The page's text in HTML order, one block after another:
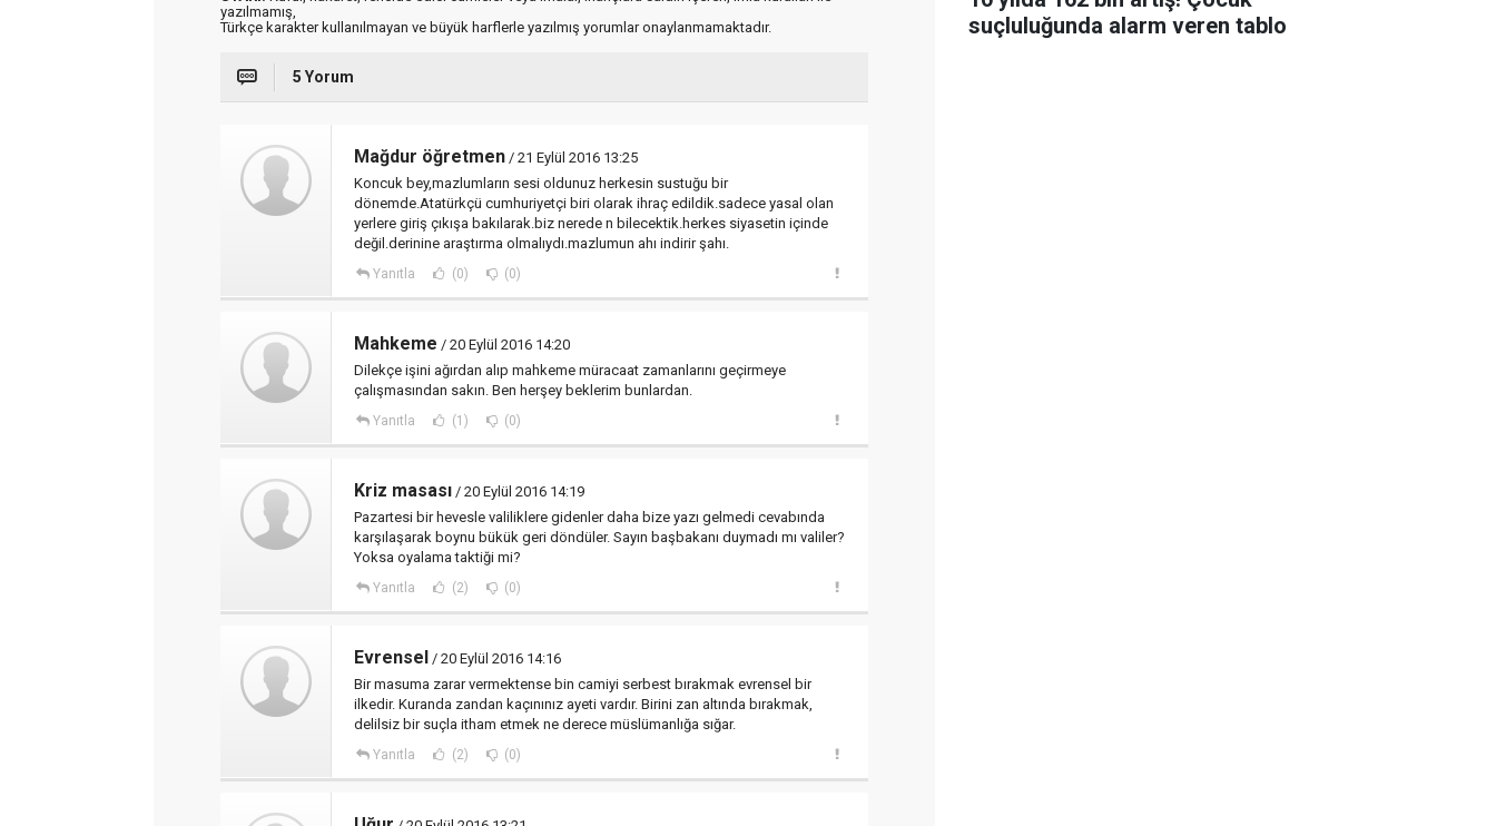
yazılmamış,
Türkçe karakter kullanılmayan ve büyük harflerle yazılmış yorumlar onaylanmamaktadır.
5 Yorum
Mağdur öğretmen / 21 Eylül 2016 13:25
Koncuk bey,mazlumların sesi oldunuz herkesin sustuğu bir
dönemde.Atatürkçü cumhuriyetçi biri olarak ihraç edildik.sadece yasal olan
yerlere giriş çıkışa bakılarak.biz nerede n bilecektik.herkes siyasetin içinde
değil.derinine araştırma olmalıydı.mazlumun ahı indirir şahı.
Yanıtla (0) (0)
Mahkeme / 20 Eylül 2016 14:20
Dilekçe işini ağırdan alıp mahkeme müracaat zamanlarını geçirmeye
çalışmasından sakın. Ben herşey beklerim bunlardan.
Yanıtla (1) (0)
Kriz masası / 20 Eylül 2016 14:19
Pazartesi bir hevesle valiliklere gidenler daha bize yazı gelmedi cevabında
karşılaşarak boynu bükük geri döndüler. Sayın başbakanı duymadı mı valiler?
Yoksa oyalama taktiği mi?
Yanıtla (2) (0)
Evrensel / 20 Eylül 2016 14:16
Bir masuma zarar vermektense bin camiyi serbest bırakmak evrensel bir
ilkedir. Kuranda zandan kaçınınız ayeti vardır. Birini zan altında bırakmak,
delilsiz bir suçla itham etmek ne derece müslümanlığa sığar.
Yanıtla (2) (0)
suçluluğunda alarm veren tablo